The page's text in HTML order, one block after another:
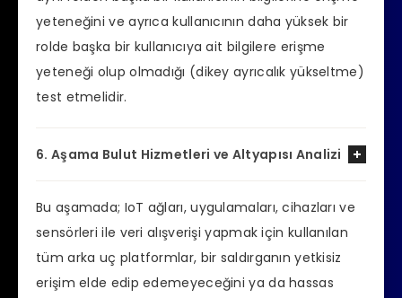
yeteneğini ve ayrıca kullanıcının daha yüksek bir
rolde başka bir kullanıcıya ait bilgilere erişme
yeteneği olup olmadığı (dikey ayrıcalık yükseltme)
test etmelidir.
6. Aşama Bulut Hizmetleri ve Altyapısı Analizi
Bu aşamada; IoT ağları, uygulamaları, cihazları ve
sensörleri ile veri alışverişi yapmak için kullanılan
tüm arka uç platformlar, bir saldırganın yetkisiz
erişim elde edip edemeyeceğini ya da hassas